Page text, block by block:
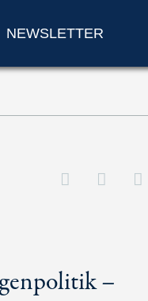
NEWSLETTER
–